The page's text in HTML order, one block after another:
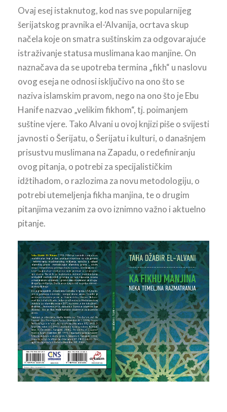
Ovaj esej istaknutog, kod nas sve popularnijeg
šerijatskog pravnika el-‘Alvanija, ocrtava skup
načela koje on smatra suštinskim za odgovarajuće
istraživanje statusa muslimana kao manjine. On
naznačava da se upotreba termina „fikh“ u naslovu
ovog eseja ne odnosi isključivo na ono što se
naziva islamskim pravom, nego na ono što je Ebu
Hanife nazvao „velikim fikhom“, tj. poimanjem
suštine vjere. Tako Alvani u ovoj knjizi piše o svijesti
javnosti o Šerijatu, o Šerijatu i kulturi, o današnjem
prisustvu muslimana na Zapadu, o redefiniranju
ovog pitanja, o potrebi za specijalističkim
idžtihadom, o razlozima za novu metodologiju, o
potrebi utemeljenja fikha manjina, te o drugim
pitanjima vezanim za ovo iznimno važno i aktuelno
pitanje.